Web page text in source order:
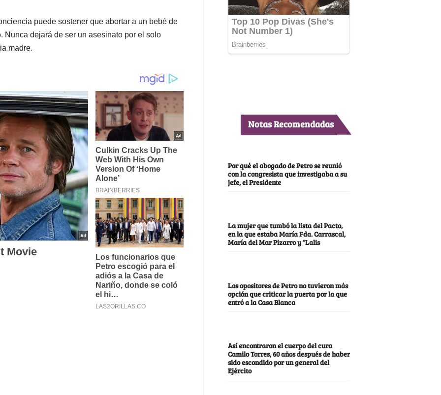
puede sostener que abortar a un bebé de
Nunca dejará de ser un asesinato por el solo
madre.
Notas Recomendadas
Por qué el abogado de Petro se reunió
con la congresista que investigaba a su
jefe, el Presidente
La mujer que tumbó la lista del Pacto,
en la que estaba María Fda. Carrascal,
María del Mar Pizarro y “Lalis
Los opositores de Petro no tuvieron más
opción que criticar la puerta por la que
entró a la Casa Blanca
Así encontraron el cuerpo del cura
Camilo Torres, 60 años después de haber
sido escondido por un general del
Ejército